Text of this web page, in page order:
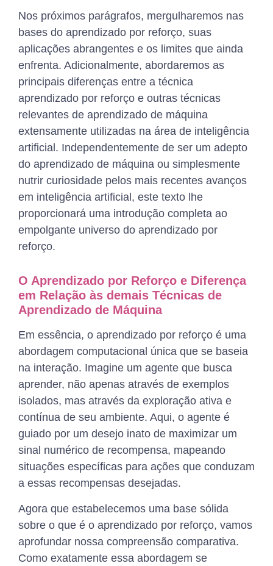
Nos próximos parágrafos, mergulharemos nas
bases do aprendizado por reforço, suas
aplicações abrangentes e os limites que ainda
enfrenta. Adicionalmente, abordaremos as
principais diferenças entre a técnica
aprendizado por reforço e outras técnicas
relevantes de aprendizado de máquina
extensamente utilizadas na área de inteligência
artificial. Independentemente de ser um adepto
do aprendizado de máquina ou simplesmente
nutrir curiosidade pelos mais recentes avanços
em inteligência artificial, este texto lhe
proporcionará uma introdução completa ao
empolgante universo do aprendizado por
reforço.
O Aprendizado por Reforço e Diferença
em Relação às demais Técnicas de
Aprendizado de Máquina
Em essência, o aprendizado por reforço é uma
abordagem computacional única que se baseia
na interação. Imagine um agente que busca
aprender, não apenas através de exemplos
isolados, mas através da exploração ativa e
contínua de seu ambiente. Aqui, o agente é
guiado por um desejo inato de maximizar um
sinal numérico de recompensa, mapeando
situações específicas para ações que conduzam
a essas recompensas desejadas.
Agora que estabelecemos uma base sólida
sobre o que é o aprendizado por reforço, vamos
aprofundar nossa compreensão comparativa.
Como exatamente essa abordagem se